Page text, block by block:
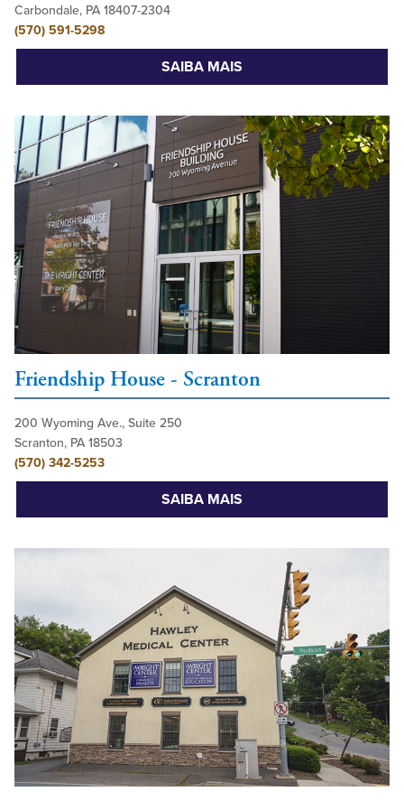
Carbondale, PA 18407-2304
(570) 591-5298
SAIBA MAIS
Friendship House - Scranton
200 Wyoming Ave., Suite 250
Scranton, PA 18503
(570) 342-5253
SAIBA MAIS